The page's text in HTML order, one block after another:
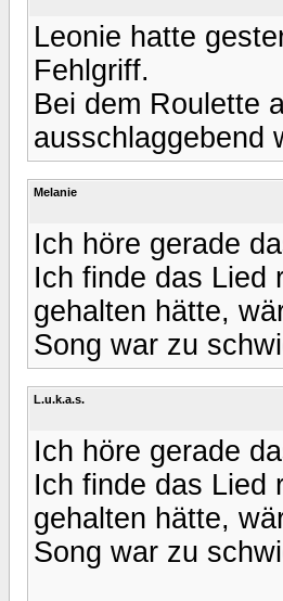
Leonie hatte
Fehlgriff.
Bei dem Roulette
ausschlaggebend
Melanie
Ich höre gerade
Ich finde das Lied
gehalten hätte,
Song war zu
L.u.k.a.s.
Ich höre gerade
Ich finde das Lied
gehalten hätte,
Song war zu